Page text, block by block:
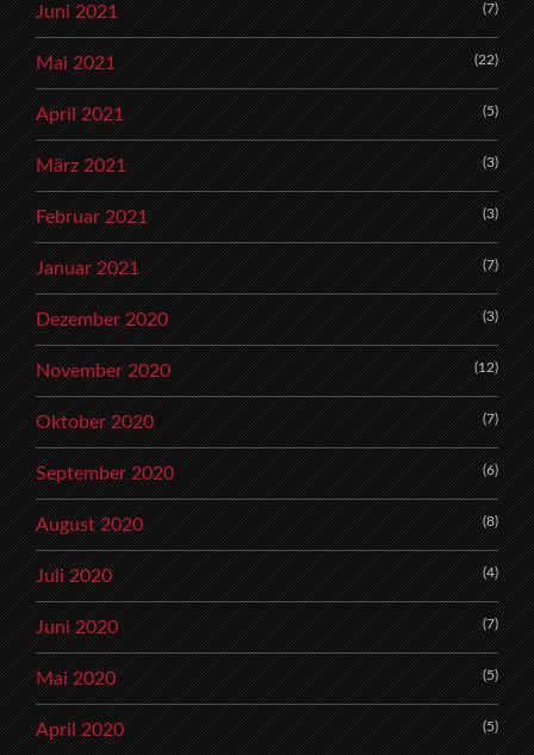
Juni 2021 (7)
Mai 2021 (22)
April 2021 (5)
März 2021 (3)
Februar 2021 (3)
Januar 2021 (7)
Dezember 2020 (3)
November 2020 (12)
Oktober 2020 (7)
September 2020 (6)
August 2020 (8)
Juli 2020 (4)
Juni 2020 (7)
Mai 2020 (5)
April 2020 (5)